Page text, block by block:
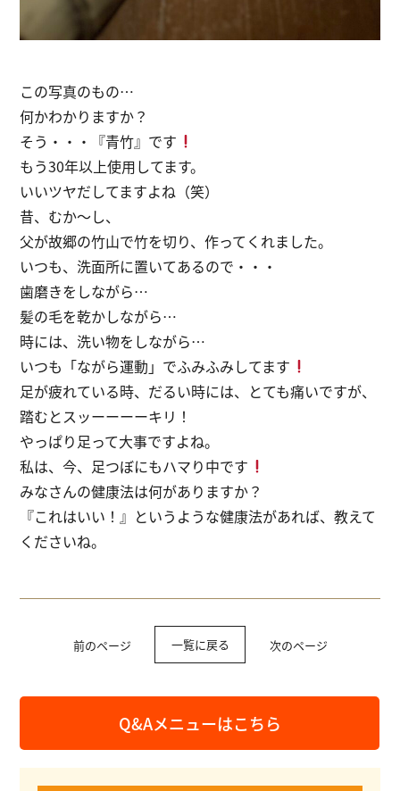
この写真のもの…
何かわかりますか？
そう・・・『青竹』です
もう30年以上使用してます。
いいツヤだしてますよね（笑）
昔、むか～し、
父が故郷の竹山で竹を切り、作ってくれました。
いつも、洗面所に置いてあるので・・・
歯磨きをしながら…
髪の毛を乾かしながら…
時には、洗い物をしながら…
いつも「ながら運動」でふみふみしてます
足が疲れている時、だるい時には、とても痛いですが、
踏むとスッーーーーキリ！
やっぱり足って大事ですよね。
私は、今、足つぼにもハマり中です
みなさんの健康法は何がありますか？
『これはいい！』というような健康法があれば、教えて
くださいね。
前のページ 一覧に戻る 次のページ
Q&Aメニューはこちら